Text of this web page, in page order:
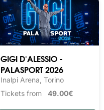
GIGI D'ALESSIO -
PALASPORT 2026
Inalpi Arena, Torino
Tickets from 49.00€